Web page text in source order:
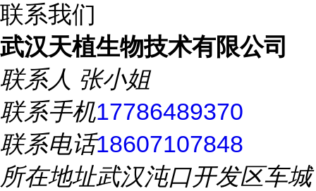
联系我们
武汉天植生物技术有限公司
联系人 张小姐
联系手机17786489370
联系电话18607107848
所在地址武汉沌口开发区车城